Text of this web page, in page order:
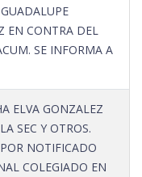
EN CONTRA DEL
SE INFORMA A
ELVA GONZALEZ
SEC Y OTROS.
NOTIFICADO
COLEGIADO EN